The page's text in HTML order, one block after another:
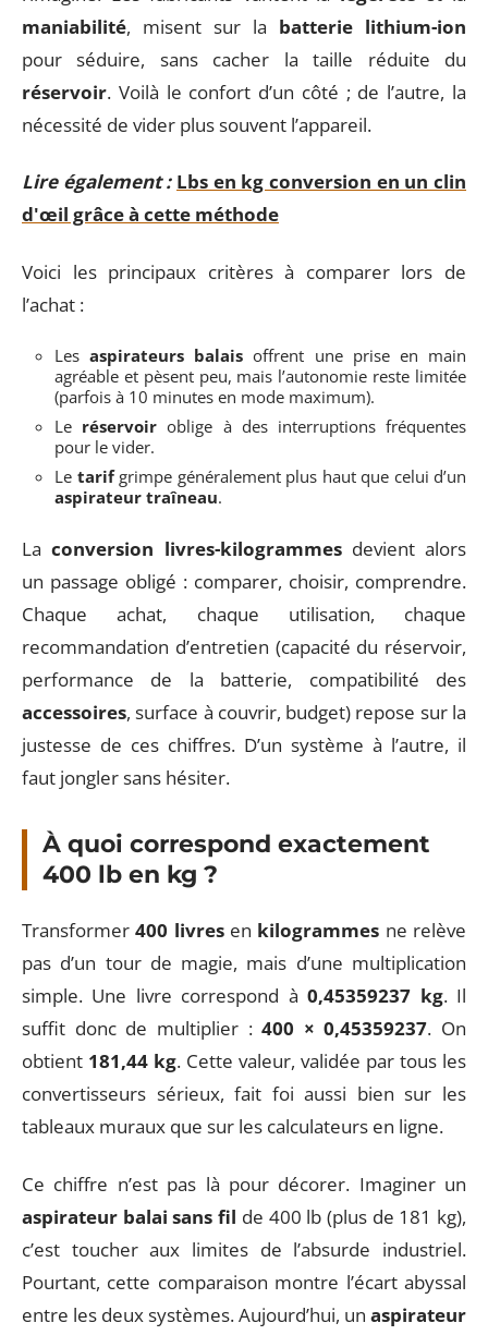
maniabilité, misent sur la batterie lithium-ion
pour séduire, sans cacher la taille réduite du
réservoir. Voilà le confort d’un côté ; de l’autre, la
nécessité de vider plus souvent l’appareil.
Lire également : Lbs en kg conversion en un clin
d'œil grâce à cette méthode
Voici les principaux critères à comparer lors de
l’achat :
Lesaspirateurs balais offrent une prise en main
agréable et pèsent peu, mais l’autonomie reste limitée
(parfois à 10 minutes en mode maximum).
Le réservoir oblige à des interruptions fréquentes
pour le vider.
Le tarifgrimpe généralement plus haut que celui d’un
aspirateur traîneau.
Laconversion livres-kilogrammesdevient alors
un passage obligé : comparer, choisir, comprendre.
Chaque achat, chaque utilisation, chaque
recommandation d’entretien (capacité du réservoir,
performance de la batterie, compatibilité des
accessoires, surface à couvrir, budget) repose sur la
justesse de ces chiffres. D’un système à l’autre, il
faut jongler sans hésiter.
À quoi correspond exactement
400 lb en kg ?
Transformer400 livresen kilogrammes ne relève
pas d’un tour de magie, mais d’une multiplication
simple. Une livre correspond à0,45359237 kg. Il
suffit donc de multiplier :400 × 0,45359237. On
obtient 181,44 kg. Cette valeur, validée par tous les
convertisseurs sérieux, fait foi aussi bien sur les
tableaux muraux que sur les calculateurs en ligne.
Ce chiffre n’est pas là pour décorer. Imaginer un
aspirateur balai sans fil de 400 lb (plus de 181 kg),
c’est toucher aux limites de l’absurde industriel.
Pourtant, cette comparaison montre l’écart abyssal
entre les deux systèmes. Aujourd’hui, un aspirateur